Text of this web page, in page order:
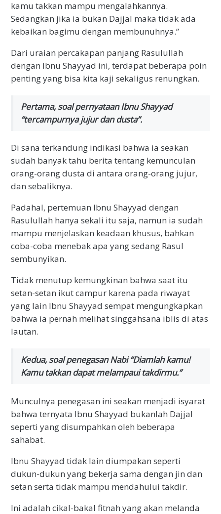
kamu takkan mampu mengalahkannya.
Sedangkan jika ia bukan Dajjal maka tidak ada
kebaikan bagimu dengan membunuhnya.”
Dari uraian percakapan panjang Rasulullah
dengan Ibnu Shayyad ini, terdapat beberapa poin
penting yang bisa kita kaji sekaligus renungkan.
Pertama, soal pernyataan Ibnu Shayyad
“tercampurnya jujur dan dusta”.
Di sana terkandung indikasi bahwa ia seakan
sudah banyak tahu berita tentang kemunculan
orang-orang dusta di antara orang-orang jujur,
dan sebaliknya.
Padahal, pertemuan Ibnu Shayyad dengan
Rasulullah hanya sekali itu saja, namun ia sudah
mampu menjelaskan keadaan khusus, bahkan
coba-coba menebak apa yang sedang Rasul
sembunyikan.
Tidak menutup kemungkinan bahwa saat itu
setan-setan ikut campur karena pada riwayat
yang lain Ibnu Shayyad sempat mengungkapkan
bahwa ia pernah melihat singgahsana iblis di atas
lautan.
Kedua, soal penegasan Nabi “Diamlah kamu!
Kamu takkan dapat melampaui takdirmu.”
Munculnya penegasan ini seakan menjadi isyarat
bahwa ternyata Ibnu Shayyad bukanlah Dajjal
seperti yang disumpahkan oleh beberapa
sahabat.
Ibnu Shayyad tidak lain diumpakan seperti
dukun-dukun yang bekerja sama dengan jin dan
setan serta tidak mampu mendahului takdir.
Ini adalah cikal-bakal fitnah yang akan melanda